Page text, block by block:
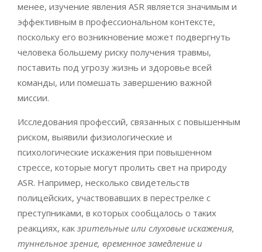
менее, изучение явления ASR является значимым и
эффективным в профессиональном контексте,
поскольку его возникновение может подвергнуть
человека большему риску получения травмы,
поставить под угрозу жизнь и здоровье всей
команды, или помешать завершению важной
миссии.
Исследования профессий, связанных с повышенным
риском, выявили физиологические и
психологические искажения при повышенном
стрессе, которые могут пролить свет на природу
ASR. Например, несколько свидетельств
полицейских, участвовавших в перестрелке с
преступниками, в которых сообщалось о таких
реакциях, как зрительные или слуховые искажения,
туннельное зрение, временное замедление и